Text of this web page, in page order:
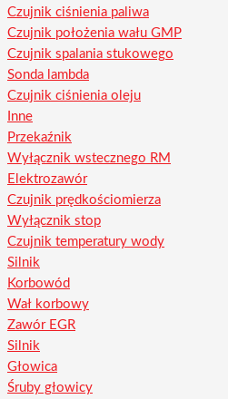
Czujnik ciśnienia paliwa
Czujnik położenia wału GMP
Czujnik spalania stukowego
Sonda lambda
Czujnik ciśnienia oleju
Inne
Przekaźnik
Wyłącznik wstecznego RM
Elektrozawór
Czujnik prędkościomierza
Wyłącznik stop
Czujnik temperatury wody
Silnik
Korbowód
Wał korbowy
Zawór EGR
Silnik
Głowica
Śruby głowicy